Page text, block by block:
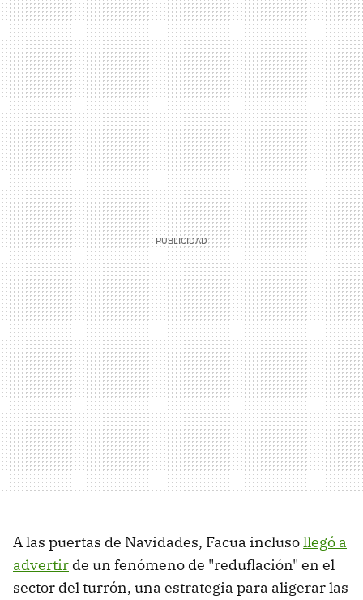
A las puertas de Navidades, Facua inclusollegó a
advertir de un fenómeno de "reduflación" en el
sector del turrón, una estrategia para aligerar las